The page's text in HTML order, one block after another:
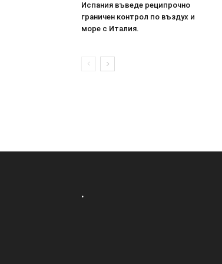
Испания въведе реципрочно
граничен контрол по въздух и
море с Италия.
.